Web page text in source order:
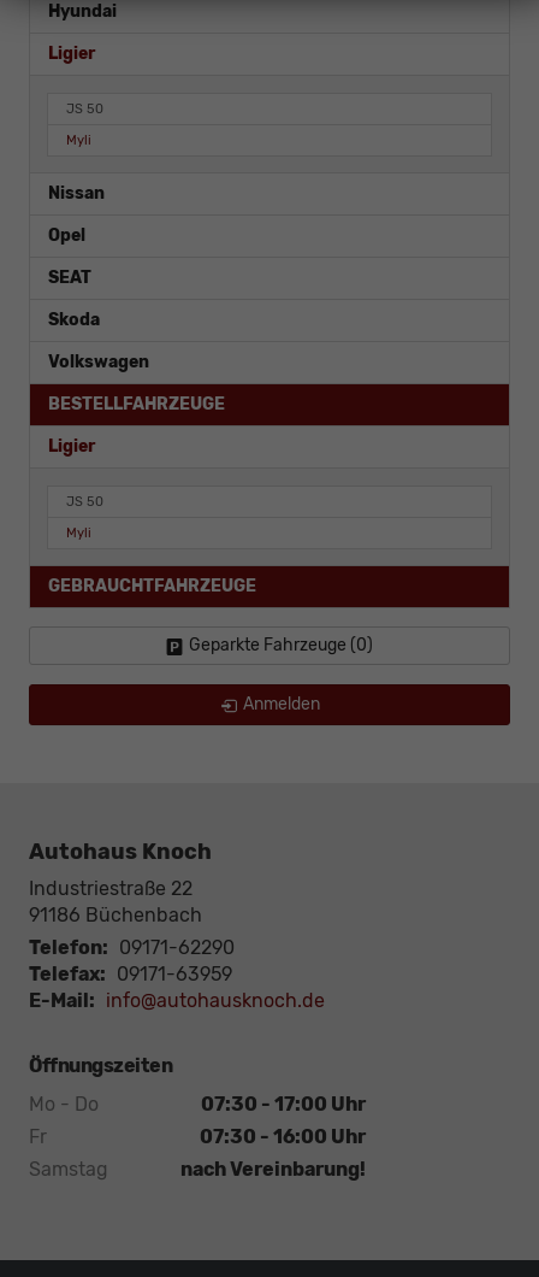
Hyundai
Ligier
JS 50
Myli
Nissan
Opel
SEAT
Skoda
Volkswagen
BESTELLFAHRZEUGE
Ligier
JS 50
Myli
GEBRAUCHTFAHRZEUGE
Geparkte Fahrzeuge (0)
Anmelden
Autohaus Knoch
Industriestraße 22
91186 Büchenbach
Telefon: 09171-62290
Telefax: 09171-63959
E-Mail: info@autohausknoch.de
Öffnungszeiten
Mo - Do
07:30 - 17:00 Uhr
Fr
07:30 - 16:00 Uhr
Samstag
nach Vereinbarung!